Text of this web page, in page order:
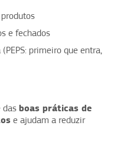
e fechados
primeiro que entra,
das boas práticas de
e ajudam a reduzir